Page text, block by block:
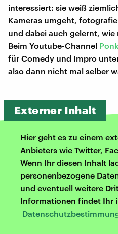
interessiert: sie weiß
Kameras umgeht,
und dabei auch gelernt, wie
Beim Youtube-Channel Ponk
für Comedy und Impro
also dann nicht mal selber
Externer Inhalt
Hier geht es zu einem
Anbieters wie Twitter,
Wenn Ihr diesen Inhalt
personenbezogene
und eventuell weitere
Informationen findet Ihr